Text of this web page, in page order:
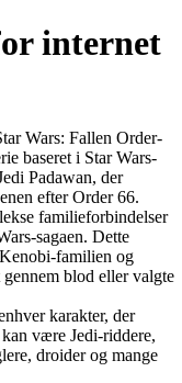
internet
Wars: Fallen Order-
baseret i Star Wars-
Padawan, der
efter Order 66.
familieforbindelser
sagaen. Dette
familien og
blod eller valgte
karakter, der
være Jedi-riddere,
droider og mange